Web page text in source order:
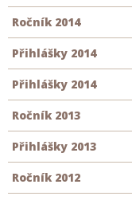
Ročník 2014
Přihlášky 2014
Přihlášky 2014
Ročník 2013
Přihlášky 2013
Ročník 2012